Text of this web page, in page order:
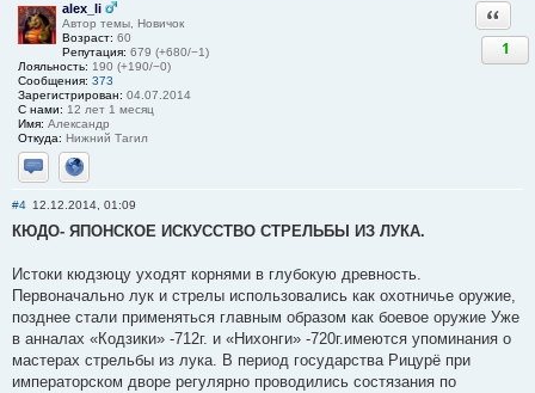
alex_li
Автор темы, Новичок
Возраст: 60
Репутация: 679 (+680/−1)
Лояльность: 190 (+190/−0)
Сообщения: 373
Зарегистрирован: 04.07.2014
С нами: 12 лет 1 месяц
Имя: Александр
Откуда: Нижний Тагил
Отправить личное сообщение
Сайт
1
#4 12.12.2014, 01:09
КЮДО- ЯПОНСКОЕ ИСКУССТВО СТРЕЛЬБЫ ИЗ ЛУКА.
Истоки кюдзюцу уходят корнями в глубокую древность.
Первоначально лук и стрелы использовались как охотничье оружие,
позднее стали применяться главным образом как боевое оружие Уже
в анналах «Кодзики» -712г. и «Нихонги» -720г.имеются упоминания о
мастерах стрельбы из лука. В период государства Рицурё при
императорском дворе регулярно проводились состязания по